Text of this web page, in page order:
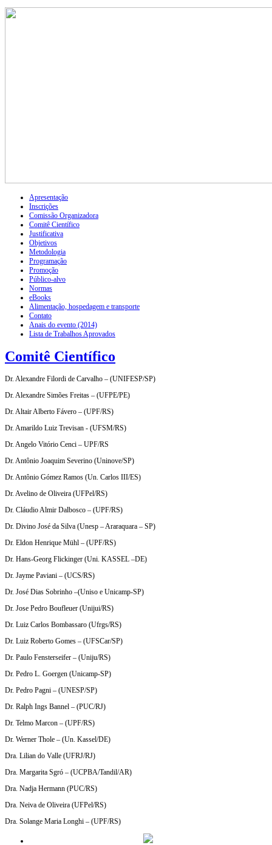
Apresentação
Inscrições
Comissão Organizadora
Comitê Científico
Justificativa
Objetivos
Metodologia
Programação
Promoção
Público-alvo
Normas
eBooks
Alimentação, hospedagem e transporte
Contato
Anais do evento (2014)
Lista de Trabalhos Aprovados
Comitê Científico
Dr. Alexandre Filordi de Carvalho – (UNIFESP/SP)
Dr. Alexandre Simões Freitas – (UFPE/PE)
Dr. Altair Alberto Fávero – (UPF/RS)
Dr. Amarildo Luiz Trevisan - (UFSM/RS)
Dr. Angelo Vitório Cenci – UPF/RS
Dr. Antônio Joaquim Severino (Uninove/SP)
Dr. Antônio Gómez Ramos (Un. Carlos III/ES)
Dr. Avelino de Oliveira (UFPel/RS)
Dr. Cláudio Almir Dalbosco – (UPF/RS)
Dr. Divino José da Silva (Unesp – Araraquara – SP)
Dr. Eldon Henrique Mühl – (UPF/RS)
Dr. Hans-Georg Flickinger (Uni. KASSEL –DE)
Dr. Jayme Paviani – (UCS/RS)
Dr. José Dias Sobrinho –(Uniso e Unicamp-SP)
Dr. Jose Pedro Boufleuer (Unijui/RS)
Dr. Luiz Carlos Bombassaro (Ufrgs/RS)
Dr. Luiz Roberto Gomes – (UFSCar/SP)
Dr. Paulo Fensterseifer – (Uniju/RS)
Dr. Pedro L. Goergen (Unicamp-SP)
Dr. Pedro Pagni – (UNESP/SP)
Dr. Ralph Ings Bannel – (PUC/RJ)
Dr. Telmo Marcon – (UPF/RS)
Dr. Werner Thole – (Un. Kassel/DE)
Dra. Lilian do Valle (UFRJ/RJ)
Dra. Margarita Sgró – (UCPBA/Tandil/AR)
Dra. Nadja Hermann (PUC/RS)
Dra. Neiva de Oliveira (UFPel/RS)
Dra. Solange Maria Longhi – (UPF/RS)